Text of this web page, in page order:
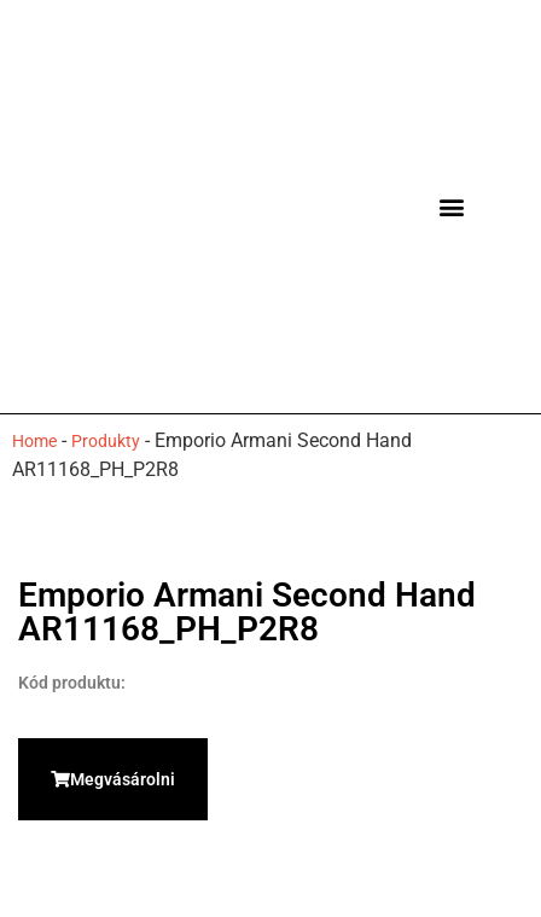
Home - Produkty - Emporio Armani Second Hand
AR11168_PH_P2R8
Emporio Armani Second Hand
AR11168_PH_P2R8
Kód produktu:
Megvásárolni